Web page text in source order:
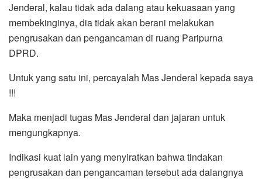
Jenderal, kalau tidak ada dalang atau kekuasaan yang
membekinginya, dia tidak akan berani melakukan
pengrusakan dan pengancaman di ruang Paripurna
DPRD.
Untuk yang satu ini, percayalah Mas Jenderal kepada saya
!!!
Maka menjadi tugas Mas Jenderal dan jajaran untuk
mengungkapnya.
Indikasi kuat lain yang menyiratkan bahwa tindakan
pengrusakan dan pengancaman tersebut ada dalangnya